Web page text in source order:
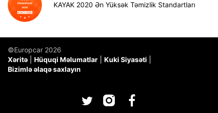
KAYAK 2020 Ən Yüksək Təmizlik Standartları
©Europcar 2026
Xəritə
Hüquqi Məlumatlar
Kuki Siyasəti
Bizimlə əlaqə saxlayın